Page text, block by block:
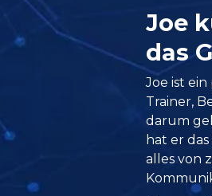
Joe
das
Joe ist
Trainer,
darum
hat er
alles von